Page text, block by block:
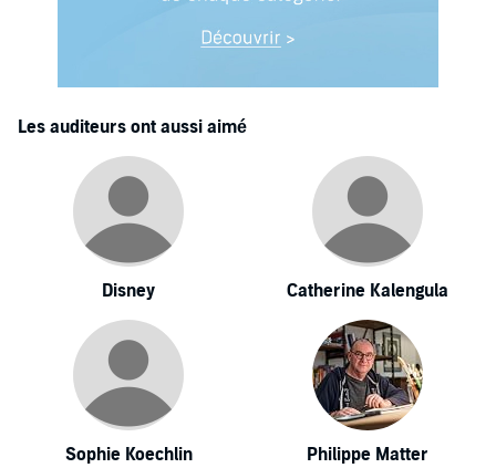
Les auditeurs ont aussi aimé
Disney Catherine Kalengula
Sophie Koechlin Philippe Matter